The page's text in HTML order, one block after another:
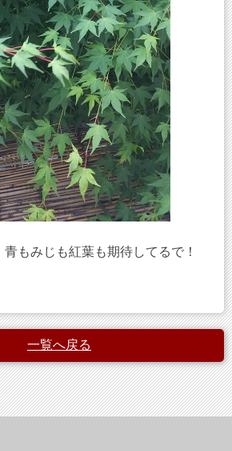
もみじも紅葉も期待してるで！
一覧へ戻る